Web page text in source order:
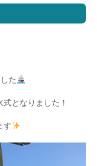
ボート販売
Company
た
となりました！
す